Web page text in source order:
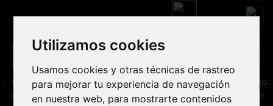
Utilizamos cookies
Usamos cookies y otras técnicas de rastreo
para mejorar tu experiencia de navegación
en nuestra web, para mostrarte contenidos
Boutique : 05 16 83 64 41/ Web :06 30 32 02 25
Web-Shop :
contact86@freecycle.fr / Atelier-SAV :freecyclesav@gmail.com